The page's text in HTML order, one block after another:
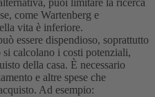
puoi limitare la ricerca
come Wartenberg e
vita è inferiore.
essere dispendioso, soprattutto
calcolano i costi potenziali,
della casa. È necessario
e altre spese che
Ad esempio: